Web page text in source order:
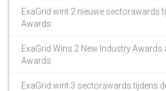
ExaGrid wint 2 nieuwe sectorawards
Awards
ExaGrid Wins 2 New Industry Awards
Awards
ExaGrid wint 3 sectorawards tijdens